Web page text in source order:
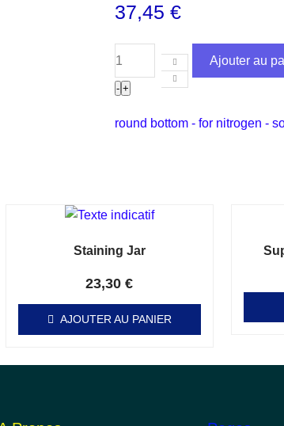
37,45€
- +
Ajouter au
round bottom - for nitrogen -
Staining Jar
23,30€
AJOUTER AU PANIER